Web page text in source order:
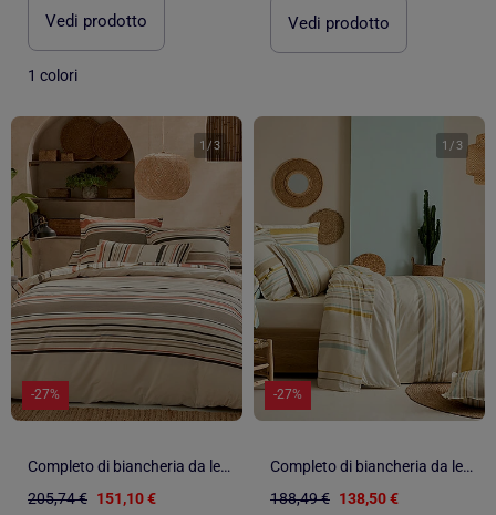
Vedi prodotto
1 colori
Vedi prodotto
1 /3
-27%
Completo di biancheria da letto in cotone a righe bayadère con federe
205,74 € 151,10 €
1 /3
-27%
Completo di biancheria da letto in cotone a righe bayadère con federe
188,49 € 138,50 €